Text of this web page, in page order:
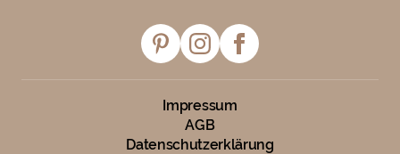
Impressum
AGB
Datenschutzerklärung